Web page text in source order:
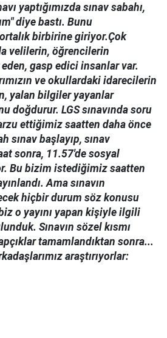
yaptığımızda sınav sabahı,
diye bastı. Bunu
birbirine giriyor.Çok
velilerin, öğrencilerin
gasp edici insanlar var.
ve okullardaki idarecilerin
yalan bilgiler yayanlar
doğdurur. LGS sınavında soru
ettiğimiz saatten daha önce
sınav başlayıp, sınav
sonra, 11.57'de sosyal
Bu bizim istediğimiz saatten
Ama sınavın
hiçbir durum söz konusu
o yayını yapan kişiyle ilgili
Sınavın sözel kısmı
tamamlandıktan sonra...
araştırıyorlar: